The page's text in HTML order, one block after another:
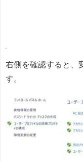
右側を確認すると、
す。